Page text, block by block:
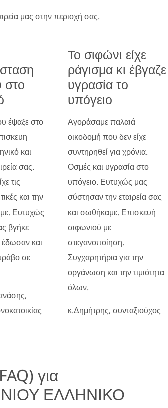
μας στην περιοχή σας.
στο
έψαξε στο
και
σας.
τις
και την
Ευτυχώς
βγήκε
και
σε
Το σιφώνι είχε
ράγισμα κι έβγαζε
υγρασία το
υπόγειο
Αγοράσαμε παλαιά
οικοδομή που δεν είχε
συντηρηθεί για χρόνια.
Οσμές και υγρασία στο
υπόγειο. Ευτυχώς μας
σύστησαν την εταιρεία σας
και σωθήκαμε. Επισκευή
σιφωνιού με
στεγανοποίηση.
Συγχαρητήρια για την
οργάνωση και την τιμιότητα
όλων.
κ.Δημήτρης, συνταξιούχος
για
ΕΛΛΗΝΙΚΟ